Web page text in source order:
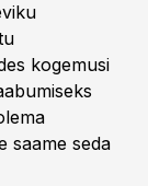
kogemusi
saame seda